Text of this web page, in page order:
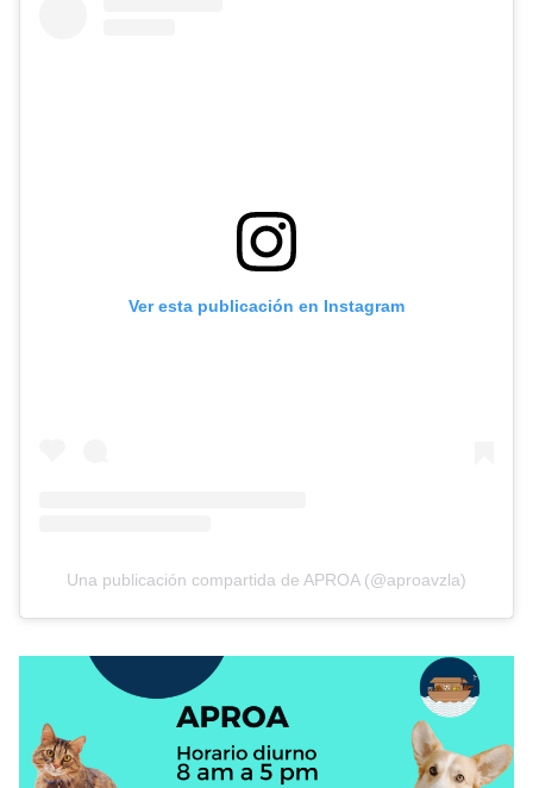
Ver esta publicación en Instagram
Una publicación compartida de APROA (@aproavzla)